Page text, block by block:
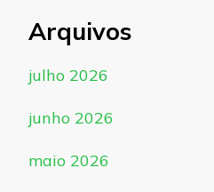
Arquivos
julho 2026
junho 2026
maio 2026